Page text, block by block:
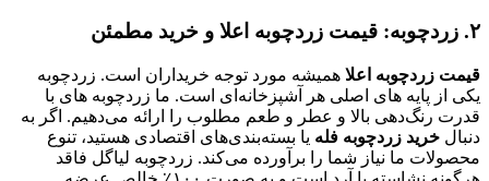
۲. زردچوبه: قیمت زردچوبه اعلا و خرید مطمئن
قیمت زردچوبه اعلا همیشه مورد توجه خریداران است. زردچوبه
یکی از پایه‌ های اصلی هر آشپزخانه‌ای است. ما زردچوبه‌ های با
قدرت رنگ‌دهی بالا و عطر و طعم مطلوب را ارائه می‌دهیم. اگر به
دنبال خرید زردچوبه فله یا بسته‌بندی‌های اقتصادی هستید، تنوع
محصولات ما نیاز شما را برآورده می‌کند. زردچوبه لیاگل فاقد